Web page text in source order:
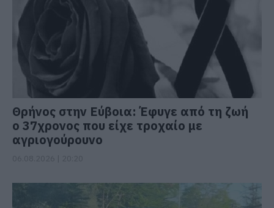
Θρήνος στην Εύβοια: Έφυγε από τη ζωή
ο 37χρονος που είχε τροχαίο με
αγριογούρουνο